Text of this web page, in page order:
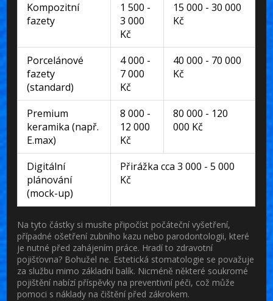
Kompozitní
fazety
1 500 -
3 000
Kč
15 000 - 30 000
Kč
Porcelánové
fazety
(standard)
4 000 -
7 000
Kč
40 000 - 70 000
Kč
Premium
keramika (např.
E.max)
8 000 -
12 000
Kč
80 000 - 120
000 Kč
Digitální
plánování
(mock-up)
Přirážka cca 3 000 - 5 000
Kč
Na tyto částky si musíte připočíst počáteční vyšetření,
případné ošetření zubního kazu nebo parodontologii, které
je nutné před zahájením práce. Hradí to zdravotní
pojišťovna? Bohužel ne. Estetická stomatologie se považuje
za službu mimo základní balík. Nicméně některé soukromé
pojištění nabízí příspěvky na preventivní péči, což může
pomoci s náklady na čištění před zákrokem.